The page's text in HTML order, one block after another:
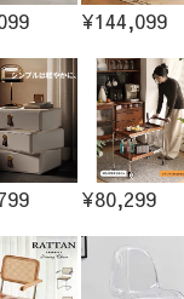
¥144,099
¥80,299